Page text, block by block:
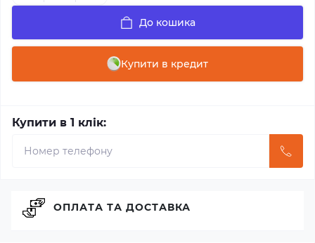
До кошика
Купити в кредит
Купити в 1 клік:
ОПЛАТА ТА ДОСТАВКА